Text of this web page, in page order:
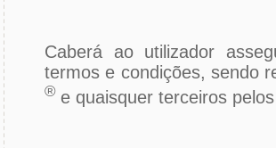
Caberá ao utilizador
termos e condições, sendo
® e quaisquer terceiros